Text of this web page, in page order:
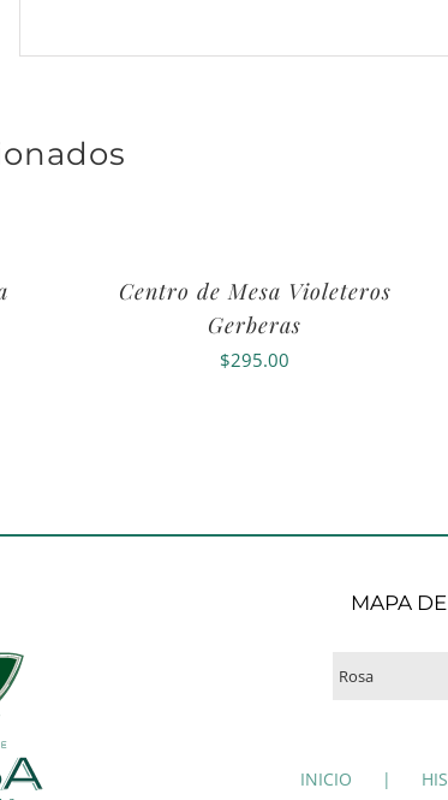
Centro de Mesa Violeteros
Gerberas
$295.00
MAPA
INICIO